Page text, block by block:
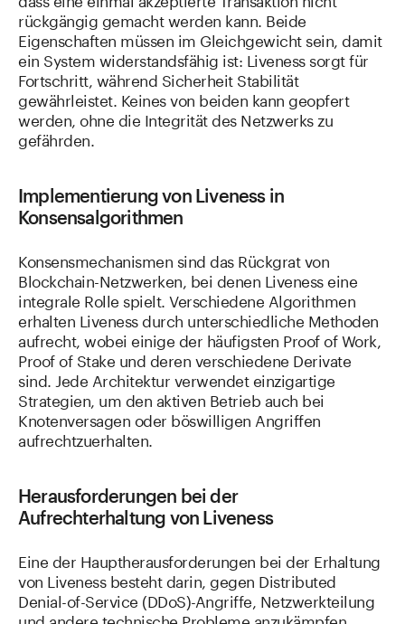
rückgängig gemacht werden kann. Beide
Eigenschaften müssen im Gleichgewicht sein, damit
ein System widerstandsfähig ist: Liveness sorgt für
Fortschritt, während Sicherheit Stabilität
gewährleistet. Keines von beiden kann geopfert
werden, ohne die Integrität des Netzwerks zu
gefährden.
Implementierung von Liveness in
Konsensalgorithmen
Konsensmechanismen sind das Rückgrat von
Blockchain-Netzwerken, bei denen Liveness eine
integrale Rolle spielt. Verschiedene Algorithmen
erhalten Liveness durch unterschiedliche Methoden
aufrecht, wobei einige der häufigsten Proof of Work,
Proof of Stake und deren verschiedene Derivate
sind. Jede Architektur verwendet einzigartige
Strategien, um den aktiven Betrieb auch bei
Knotenversagen oder böswilligen Angriffen
aufrechtzuerhalten.
Herausforderungen bei der
Aufrechterhaltung von Liveness
Eine der Hauptherausforderungen bei der Erhaltung
von Liveness besteht darin, gegen Distributed
Denial-of-Service (DDoS)-Angriffe, Netzwerkteilung